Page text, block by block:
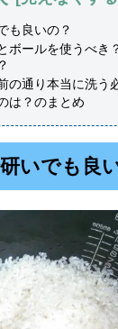
も良いの？
ボールを使うべき
の通り本当に洗う
は？のまとめ
いでも良